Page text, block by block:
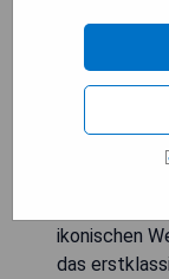
ikonischen
das